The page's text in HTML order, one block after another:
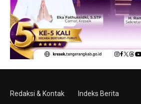
Redaksi & Kontak
Indeks Berita